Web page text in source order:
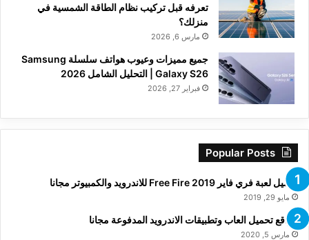
تعرفه قبل تركيب نظام الطاقة الشمسية في
منزلك؟
مارس 6, 2026
جميع مميزات وعيوب هواتف سلسلة Samsung
Galaxy S26 | التحليل الشامل 2026
فبراير 27, 2026
Popular Posts
تحميل لعبة فري فاير Free Fire 2019 للاندرويد والكمبيوتر مجانا
مايو 29, 2019
مواقع تحميل العاب وتطبيقات الاندرويد المدفوعة مجانا
مارس 5, 2020